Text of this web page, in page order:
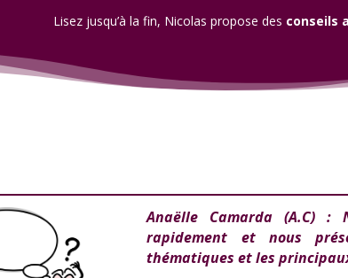
Lisez jusqu’à la fin, Nicolas propose des conseils
Anaëlle Camarda (A.C) :
rapidement et nous
thématiques et les